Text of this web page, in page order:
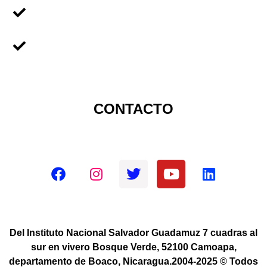
CONTACTO
Del Instituto Nacional Salvador Guadamuz 7 cuadras al
sur en vivero Bosque Verde, 52100 Camoapa,
departamento de Boaco, Nicaragua.2004-2025 © Todos